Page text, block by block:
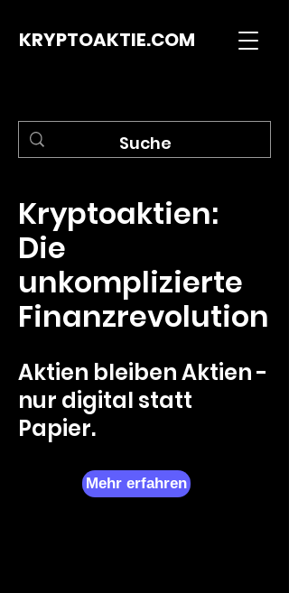
KRYPTOAKTIE.COM
Kryptoaktien:
Die
unkomplizierte
Finanzrevolution
Aktien bleiben Aktien -
nur digital statt
Papier.
Mehr erfahren